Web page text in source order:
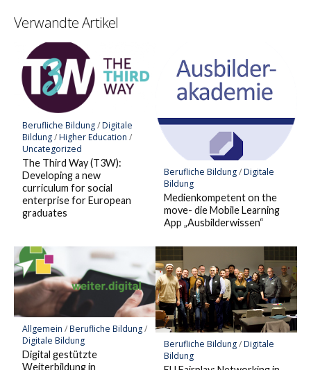
Verwandte Artikel
Berufliche Bildung/Digitale
Bildung/Higher Education /
Uncategorized
The Third Way (T3W):
Developing a new
curriculum for social
enterprise for European
graduates
Berufliche Bildung/Digitale
Bildung
Medienkompetent on the
move- die Mobile Learning
App „Ausbilderwissen“
Allgemein /Berufliche Bildung/
Digitale Bildung
Digital gestützte
Weiterbildung in
Berufliche Bildung/Digitale
Bildung